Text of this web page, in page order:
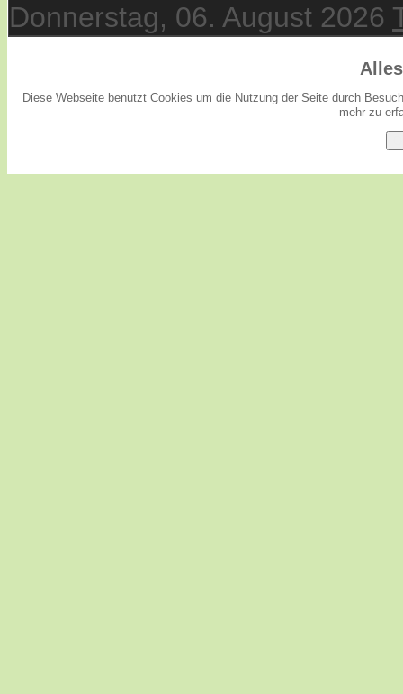
Donnerstag, 06. August 2026
Diese Webseite benutzt Cookies um die Nutzung der Seite durch
mehr zu